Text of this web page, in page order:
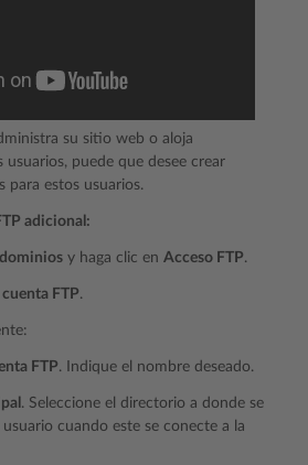
su sitio web o aloja
puede que desee crear
para estos usuarios.
adicional:
y haga clic en Acceso FTP.
FTP.
FTP. Indique el nombre deseado.
. Seleccione el directorio a donde se
cuando este se conecte a la